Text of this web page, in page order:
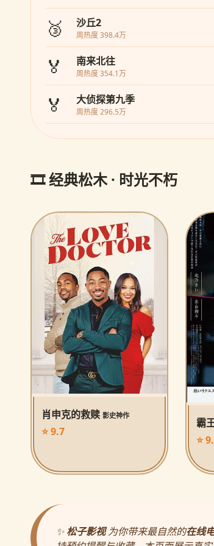
🥉 沙丘2
周热度 398.4万
🏅 南来北往
周热度 354.1万
🏅 大侦探第九季
周热度 296.5万
🎞️ 经典松木 · 时光不朽
肖申克的救赎 影史神作
⭐ 9.7
霸
⭐
✨松子影视为你带来最自然的在线